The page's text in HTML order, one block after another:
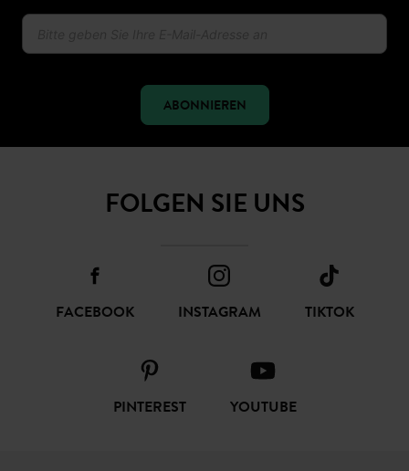
ABONNIEREN
FOLGEN SIE UNS
FACEBOOK INSTAGRAM TIKTOK
PINTEREST YOUTUBE